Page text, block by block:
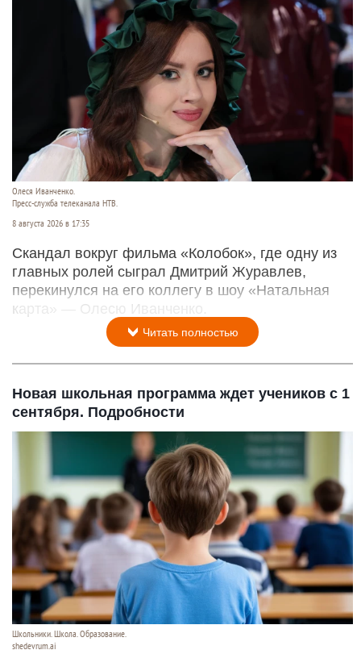
Олеся Иванченко.
Пресс-служба телеканала НТВ.
8 августа 2026 в 17:35
Скандал вокруг фильма «Колобок», где одну из
главных ролей сыграл Дмитрий Журавлев,
перекинулся на его коллегу в шоу «Натальная
карта» — Олесю Иванченко.
Читать полностью
Новая школьная программа ждет учеников с 1
сентября. Подробности
Школьники. Школа. Образование.
shedevrum.ai